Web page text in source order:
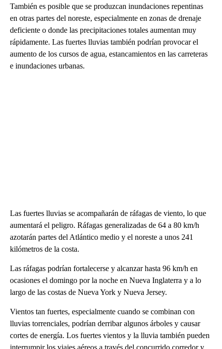
También es posible que se produzcan inundaciones repentinas
en otras partes del noreste, especialmente en zonas de drenaje
deficiente o donde las precipitaciones totales aumentan muy
rápidamente. Las fuertes lluvias también podrían provocar el
aumento de los cursos de agua, estancamientos en las carreteras
e inundaciones urbanas.
Las fuertes lluvias se acompañarán de ráfagas de viento, lo que
aumentará el peligro. Ráfagas generalizadas de 64 a 80 km/h
azotarán partes del Atlántico medio y el noreste a unos 241
kilómetros de la costa.
Las ráfagas podrían fortalecerse y alcanzar hasta 96 km/h en
ocasiones el domingo por la noche en Nueva Inglaterra y a lo
largo de las costas de Nueva York y Nueva Jersey.
Vientos tan fuertes, especialmente cuando se combinan con
lluvias torrenciales, podrían derribar algunos árboles y causar
cortes de energía. Los fuertes vientos y la lluvia también pueden
interrumpir los viajes aéreos a través del concurrido corredor y